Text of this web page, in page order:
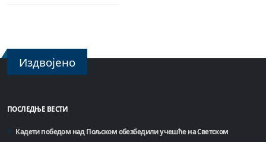
Издвојено
ПОСЛЕДЊЕ ВЕСТИ
Кадети победом над Пољском обезбедили учешће на Светском